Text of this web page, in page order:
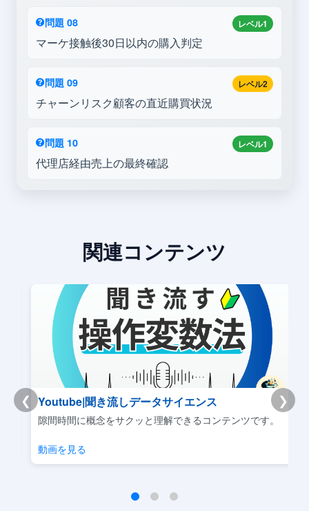
レベル1
問題 08
マーケ接触後30日以内の購入判定
レベル2
問題 09
チャーンリスク顧客の直近購買状況
レベル1
問題 10
代理店経由売上の最終確認
関連コンテンツ
❮ ❯
Youtube|聞き流しデータサイエンス
隙間時間に概念をサクッと理解できるコンテンツです。
動画を見る